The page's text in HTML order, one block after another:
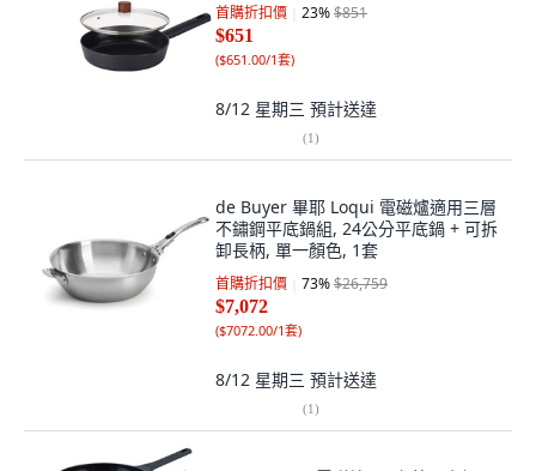
首購折扣價 23%$851
$651
($651.00/1套)
8/12 星期三 預計送達
(1)
de Buyer 畢耶 Loqui 電磁爐適用三層
不鏽鋼平底鍋組, 24公分平底鍋 + 可拆
卸長柄, 單一顏色, 1套
首購折扣價 73%$26,759
$7,072
($7072.00/1套)
8/12 星期三 預計送達
(1)